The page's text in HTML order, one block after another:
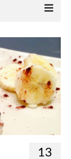
13